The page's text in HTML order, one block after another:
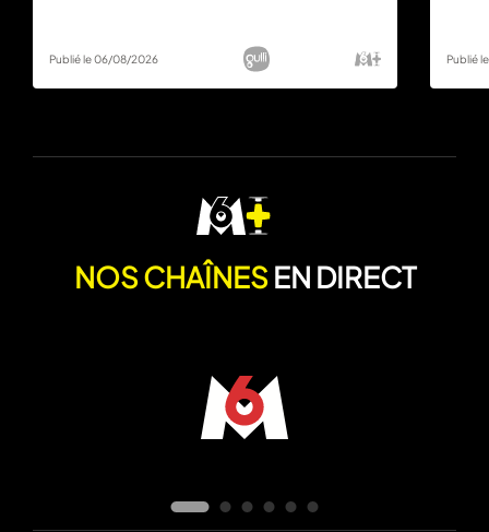
Publié le 06/08/2026 Publié
NOS CHAÎNESEN DIRECT